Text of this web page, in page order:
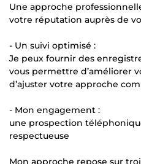
Une approche
votre réputation auprès de
- Un suivi optimisé :
Je peux fournir des
vous permettre d’améliorer
d’ajuster votre approche
- Mon engagement :
une prospection
respectueuse
Mon approche repose sur